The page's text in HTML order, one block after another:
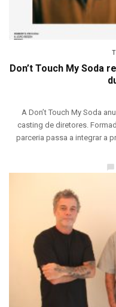
Don’t Touch My Soda
A Don’t Touch My Soda
casting de diretores.
parceria passa a integrar a
chat_bubble